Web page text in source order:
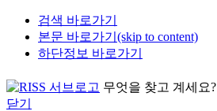
검색 바로가기
본문 바로가기(skip to content)
하단정보 바로가기
무엇을 찾고 계세요?
닫기